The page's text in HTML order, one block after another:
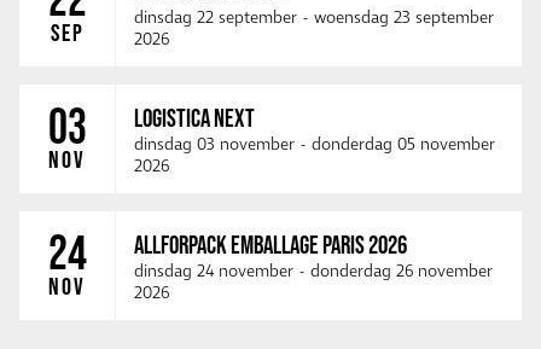
SEP
dinsdag 22 september - woensdag 23 september
2026
03
NOV
LOGISTICA NEXT
dinsdag 03 november - donderdag 05 november
2026
24
NOV
ALLFORPACK EMBALLAGE PARIS 2026
dinsdag 24 november - donderdag 26 november
2026